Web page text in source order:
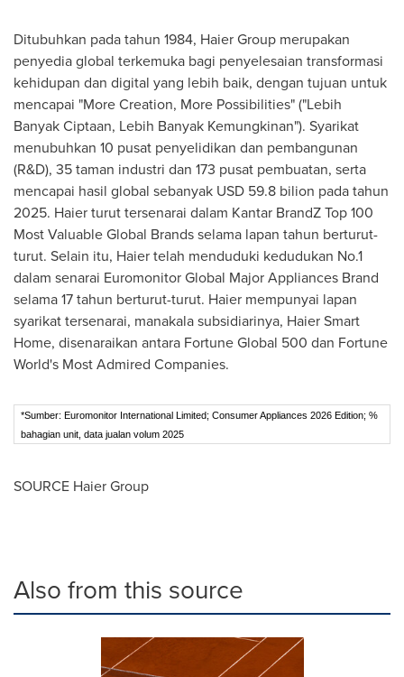
Ditubuhkan pada tahun 1984, Haier Group merupakan
penyedia global terkemuka bagi penyelesaian transformasi
kehidupan dan digital yang lebih baik, dengan tujuan untuk
mencapai "More Creation, More Possibilities" ("Lebih
Banyak Ciptaan, Lebih Banyak Kemungkinan"). Syarikat
menubuhkan 10 pusat penyelidikan dan pembangunan
(R&D), 35 taman industri dan 173 pusat pembuatan, serta
mencapai hasil global sebanyak USD 59.8 bilion pada tahun
2025. Haier turut tersenarai dalam Kantar BrandZ Top 100
Most Valuable Global Brands selama lapan tahun berturut-
turut. Selain itu, Haier telah menduduki kedudukan No.1
dalam senarai Euromonitor Global Major Appliances Brand
selama 17 tahun berturut-turut. Haier mempunyai lapan
syarikat tersenarai, manakala subsidiarinya, Haier Smart
Home, disenaraikan antara Fortune Global 500 dan Fortune
World's Most Admired Companies.
*Sumber: Euromonitor International Limited; Consumer Appliances 2026 Edition; %
bahagian unit, data jualan volum 2025
SOURCE Haier Group
Also from this source